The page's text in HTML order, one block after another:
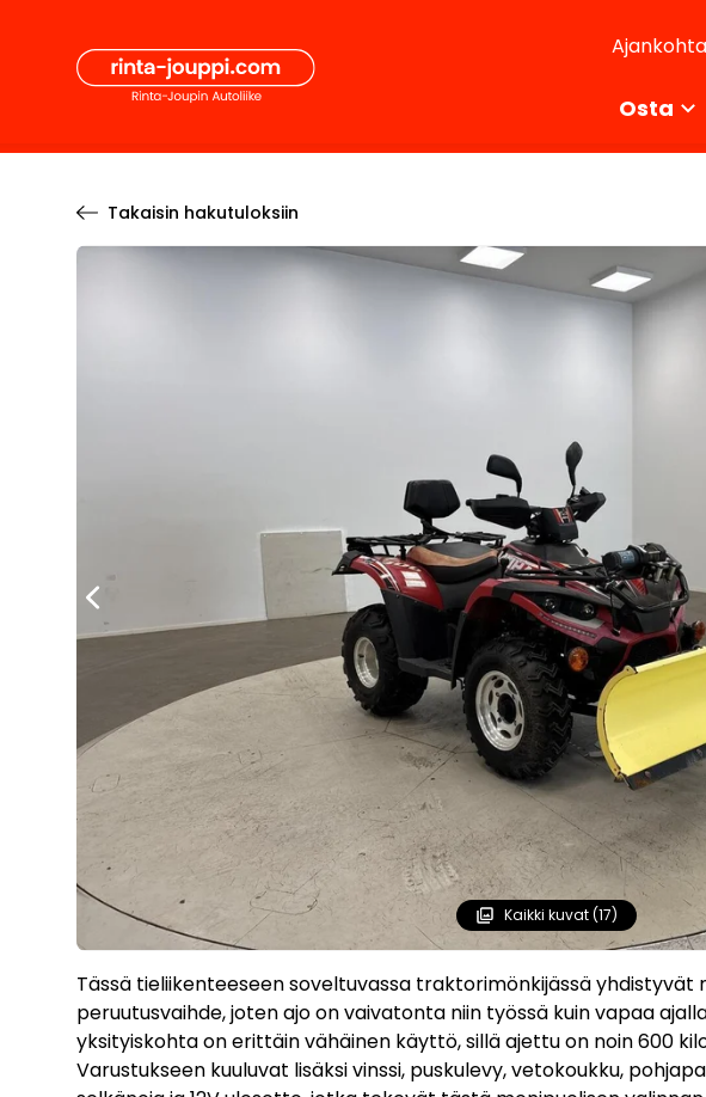
sisältöön
Secondary
Päävalikko
Osta
Takaisin hakutuloksiin
Kaikki kuvat (17)
Tässä tieliikenteeseen soveltuvassa traktorimönkijässä
peruutusvaihde, joten ajo on vaivatonta niin työssä kuin vapaa
yksityiskohta on erittäin vähäinen käyttö, sillä ajettu on noin 600
Varustukseen kuuluvat lisäksi vinssi, puskulevy, vetokoukku,